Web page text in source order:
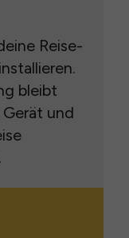
Reise-
bleibt
und